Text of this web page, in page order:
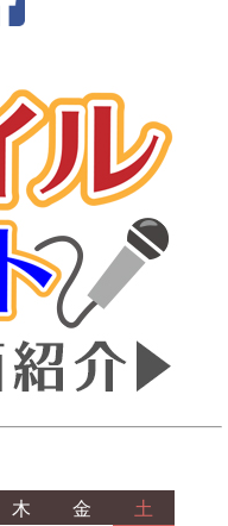
木 金
土